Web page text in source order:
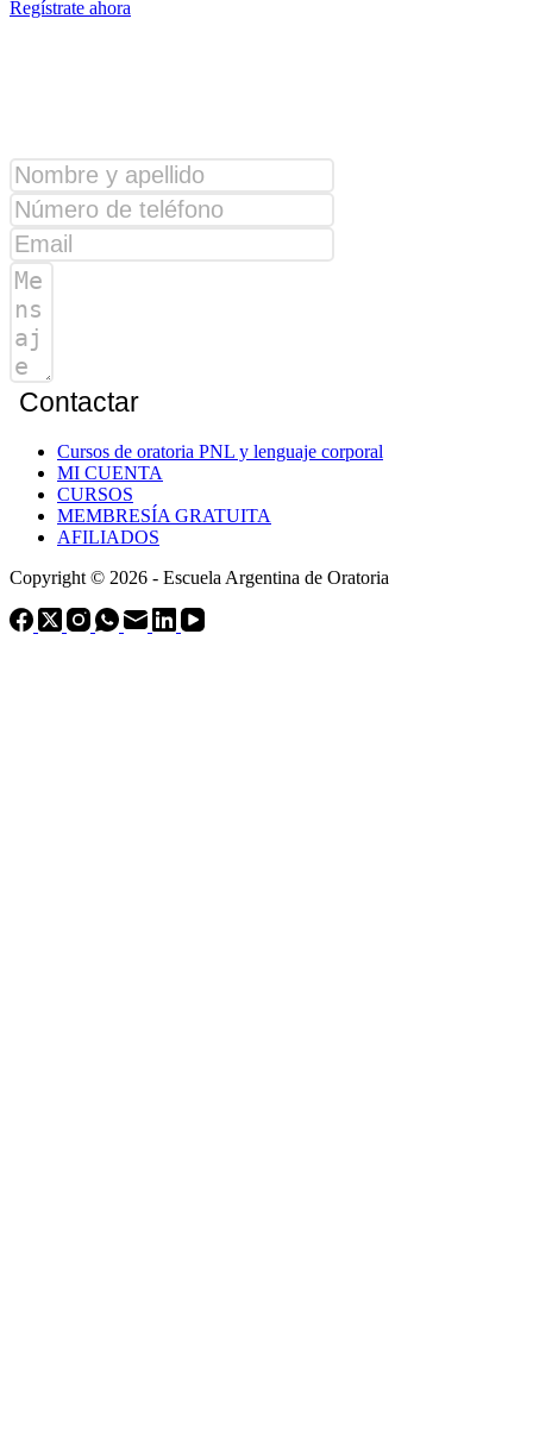
Regístrate ahora
Contactar
Cursos de oratoria PNL y lenguaje corporal
MI CUENTA
CURSOS
MEMBRESÍA GRATUITA
AFILIADOS
Copyright © 2026 - Escuela Argentina de Oratoria